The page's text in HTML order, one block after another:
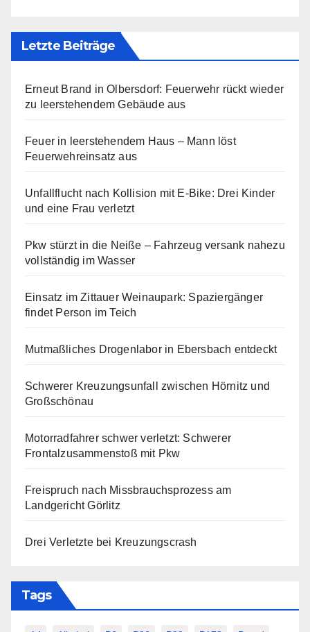
Letzte Beiträge
Erneut Brand in Olbersdorf: Feuerwehr rückt wieder
zu leerstehendem Gebäude aus
Feuer in leerstehendem Haus – Mann löst
Feuerwehreinsatz aus
Unfallflucht nach Kollision mit E-Bike: Drei Kinder
und eine Frau verletzt
Pkw stürzt in die Neiße – Fahrzeug versank nahezu
vollständig im Wasser
Einsatz im Zittauer Weinaupark: Spaziergänger
findet Person im Teich
Mutmaßliches Drogenlabor in Ebersbach entdeckt
Schwerer Kreuzungsunfall zwischen Hörnitz und
Großschönau
Motorradfahrer schwer verletzt: Schwerer
Frontalzusammenstoß mit Pkw
Freispruch nach Missbrauchsprozess am
Landgericht Görlitz
Drei Verletzte bei Kreuzungscrash
Tags